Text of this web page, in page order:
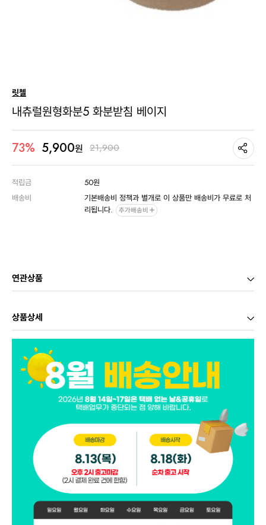
릿첼
내츄럴원형화분5 화분받침 베이지
73% 5,900원 21,900
적립금
50원
배송비
기본배송비 정책과 별개로 이 상품만 배송비가 무료로 처
리됩니다.
추가배송비
연관상품
상품상세